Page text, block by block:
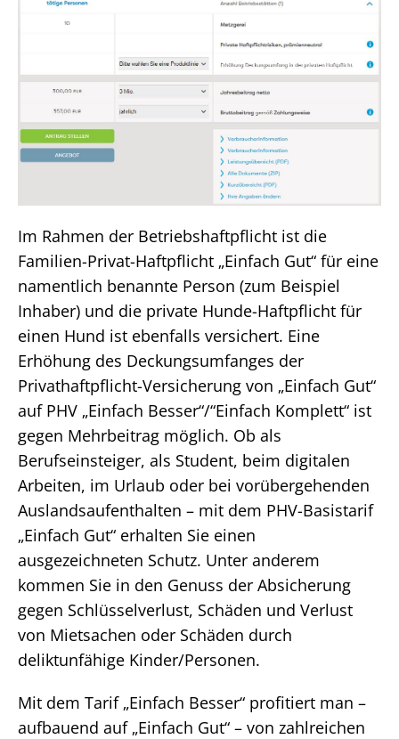
Im Rahmen der Betriebshaftpflicht ist die
Familien-Privat-Haftpflicht „Einfach Gut“ für eine
namentlich benannte Person (zum Beispiel
Inhaber) und die private Hunde-Haftpflicht für
einen Hund ist ebenfalls versichert. Eine
Erhöhung des Deckungsumfanges der
Privathaftpflicht-Versicherung von „Einfach Gut“
auf PHV „Einfach Besser“/“Einfach Komplett“ ist
gegen Mehrbeitrag möglich. Ob als
Berufseinsteiger, als Student, beim digitalen
Arbeiten, im Urlaub oder bei vorübergehenden
Auslandsaufenthalten – mit dem PHV-Basistarif
„Einfach Gut“ erhalten Sie einen
ausgezeichneten Schutz. Unter anderem
kommen Sie in den Genuss der Absicherung
gegen Schlüsselverlust, Schäden und Verlust
von Mietsachen oder Schäden durch
deliktunfähige Kinder/Personen.
Mit dem Tarif „Einfach Besser“ profitiert man –
aufbauend auf „Einfach Gut“ – von zahlreichen